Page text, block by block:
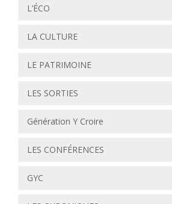
L’ÉCO
LA CULTURE
LE PATRIMOINE
LES SORTIES
Génération Y Croire
LES CONFÉRENCES
GYC